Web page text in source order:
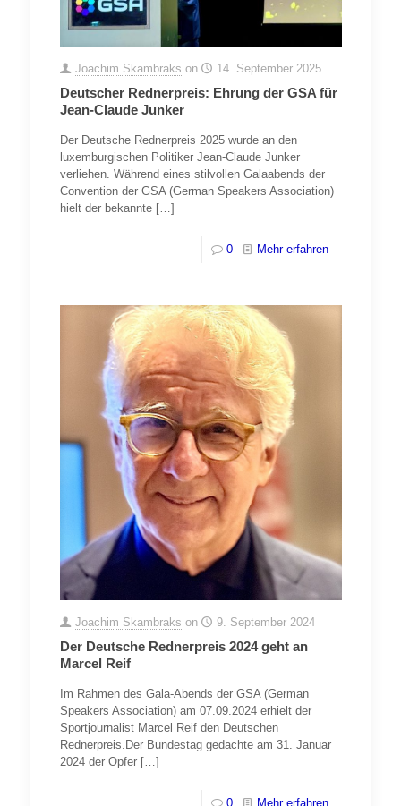
Joachim Skambraks on 14. September 2025
Deutscher Rednerpreis: Ehrung der GSA für
Jean-Claude Junker
Der Deutsche Rednerpreis 2025 wurde an den
luxemburgischen Politiker Jean-Claude Junker
verliehen. Während eines stilvollen Galaabends der
Convention der GSA (German Speakers Association)
hielt der bekannte[…]
0 Mehr erfahren
Joachim Skambraks on 9. September 2024
Der Deutsche Rednerpreis 2024 geht an
Marcel Reif
Im Rahmen des Gala-Abends der GSA (German
Speakers Association) am 07.09.2024 erhielt der
Sportjournalist Marcel Reif den Deutschen
Rednerpreis.Der Bundestag gedachte am 31. Januar
2024 der Opfer[…]
0 Mehr erfahren